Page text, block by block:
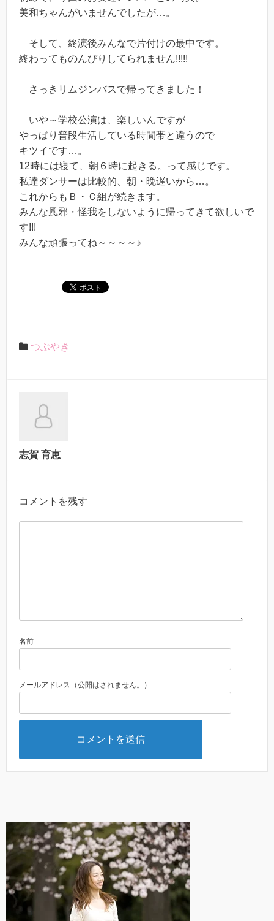
美和ちゃんがいませんでしたが…。
そして、終演後みんなで片付けの最中です。
終わってものんびりしてられません!!!!!
さっきリムジンバスで帰ってきました！
いや～学校公演は、楽しいんですが
やっぱり普段生活している時間帯と違うので
キツイです…。
12時には寝て、朝６時に起きる。って感じです。
私達ダンサーは比較的、朝・晩遅いから…。
これからもＢ・Ｃ組が続きます。
みんな風邪・怪我をしないように帰ってきて欲しいで
す!!!
みんな頑張ってね～～～～♪
つぶやき
志賀 育恵
コメントを残す
名前
メールアドレス（公開はされません。）